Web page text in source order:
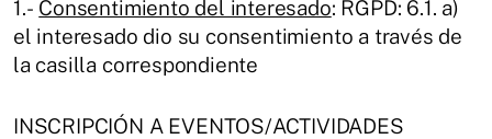
1.- Consentimiento del interesado: RGPD: 6.1. a)
el interesado dio su consentimiento a través de
la casilla correspondiente
INSCRIPCIÓN A EVENTOS/ACTIVIDADES